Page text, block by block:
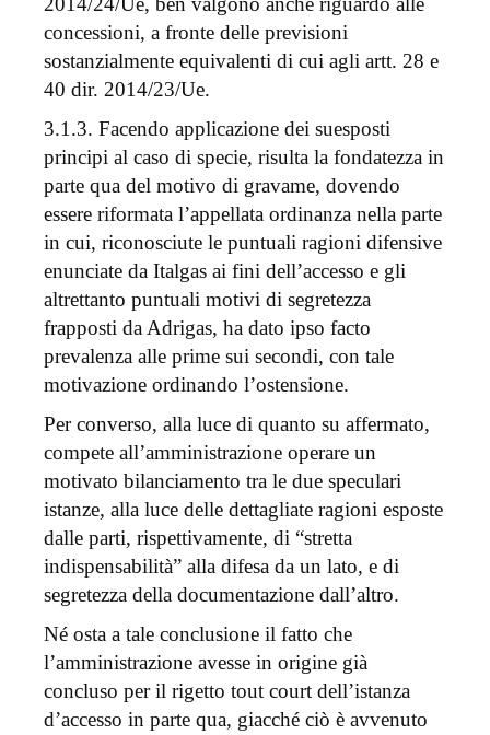
concessioni, a fronte delle previsioni
sostanzialmente equivalenti di cui agli artt. 28 e
40 dir. 2014/23/Ue.
3.1.3. Facendo applicazione dei suesposti
principi al caso di specie, risulta la fondatezza in
parte qua del motivo di gravame, dovendo
essere riformata l’appellata ordinanza nella parte
in cui, riconosciute le puntuali ragioni difensive
enunciate da Italgas ai fini dell’accesso e gli
altrettanto puntuali motivi di segretezza
frapposti da Adrigas, ha dato ipso facto
prevalenza alle prime sui secondi, con tale
motivazione ordinando l’ostensione.
Per converso, alla luce di quanto su affermato,
compete all’amministrazione operare un
motivato bilanciamento tra le due speculari
istanze, alla luce delle dettagliate ragioni esposte
dalle parti, rispettivamente, di “stretta
indispensabilità” alla difesa da un lato, e di
segretezza della documentazione dall’altro.
Né osta a tale conclusione il fatto che
l’amministrazione avesse in origine già
concluso per il rigetto tout court dell’istanza
d’accesso in parte qua, giacché ciò è avvenuto